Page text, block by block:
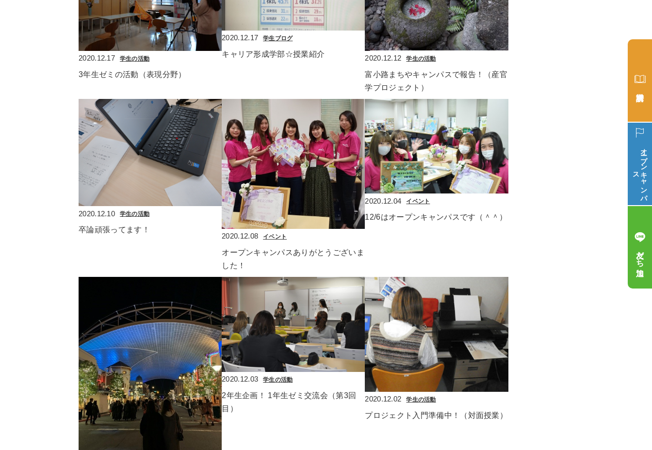
2020.12.17 学生の活動
3年生ゼミの活動（表現分野）
2020.12.17 学生ブログ
キャリア形成学部☆授業紹介 2020.12.12 学生の活動
富小路まちやキャンパスで報告！（産官
学プロジェクト）
2020.12.10 学生の活動
卒論頑張ってます！
2020.12.08 イベント
オープンキャンパスありがとうございま
した！
2020.12.04 イベント
12/6はオープンキャンパスです（＾＾）
2020.12.03 学生の活動
2年生企画！ 1年生ゼミ交流会（第3回
目）
2020.12.02 学生の活動
プロジェクト入門準備中！（対面授業）
オープン
キ
ャ
ン
パ
ス
友だち追加